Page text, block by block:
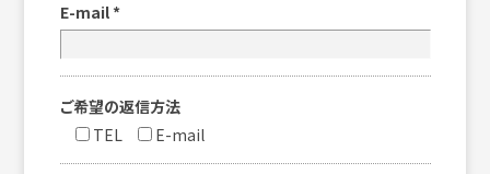
E-mail *
ご希望の返信方法
TEL
E-mail